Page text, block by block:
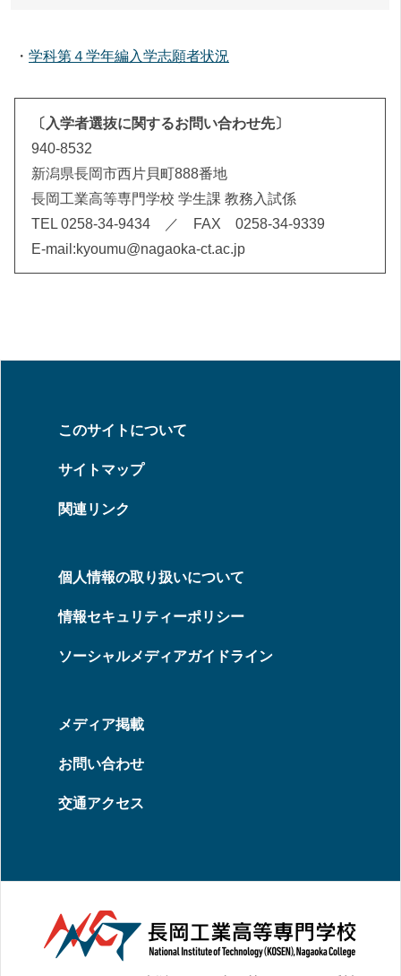
・ 学科第４学年編入学志願者状況
〔入学者選抜に関するお問い合わせ先〕
940-8532
新潟県長岡市西片貝町888番地
長岡工業高等専門学校 学生課 教務入試係
TEL 0258-34-9434 ／ FAX 0258-34-9339
E-mail:kyoumu@nagaoka-ct.ac.jp
このサイトについて
サイトマップ
関連リンク
個人情報の取り扱いについて
情報セキュリティーポリシー
ソーシャルメディアガイドライン
メディア掲載
お問い合わせ
交通アクセス